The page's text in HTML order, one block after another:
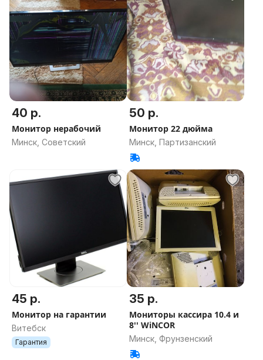
40 р.
Монитор нерабочий
Минск, Советский
50 р.
Монитор 22 дюйма
Минск, Партизанский
45 р.
Монитор на гарантии
Витебск
Гарантия
35 р.
Мониторы кассира 10.4 и
8'' WiNCOR
Минск, Фрунзенский